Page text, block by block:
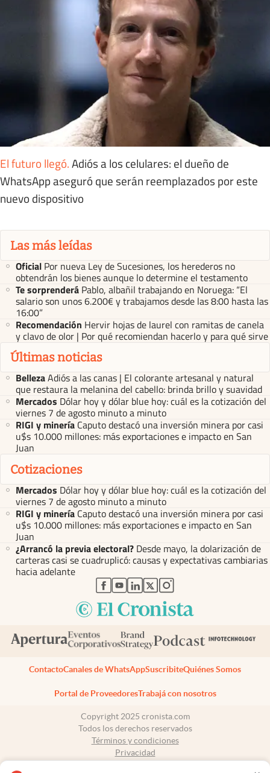
El futuro llegó.Adiós a los celulares: el dueño de
WhatsApp aseguró que serán reemplazados por este
nuevo dispositivo
Las más leídas
Oficial Por nueva Ley de Sucesiones, los herederos no
obtendrán los bienes aunque lo determine el testamento
Te sorprenderá Pablo, albañil trabajando en Noruega: “El
salario son unos 6.200€ y trabajamos desde las 8:00 hasta las
16:00”
Recomendación Hervir hojas de laurel con ramitas de canela
y clavo de olor | Por qué recomiendan hacerlo y para qué sirve
Últimas noticias
BellezaAdiós a las canas | El colorante artesanal y natural
que restaura la melanina del cabello: brinda brillo y suavidad
Mercados Dólar hoy y dólar blue hoy: cuál es la cotización del
viernes 7 de agosto minuto a minuto
RIGI y minería Caputo destacó una inversión minera por casi
u$s 10.000 millones: más exportaciones e impacto en San
Juan
Cotizaciones
Mercados Dólar hoy y dólar blue hoy: cuál es la cotización del
viernes 7 de agosto minuto a minuto
RIGI y minería Caputo destacó una inversión minera por casi
u$s 10.000 millones: más exportaciones e impacto en San
Juan
¿Arrancó la previa electoral? Desde mayo, la dolarización de
carteras casi se cuadruplicó: causas y expectativas cambiarias
hacia adelante
abre en nueva pestaña
abre en nueva pestaña
abre en nueva pestaña
abre en nueva pestaña
abre en nueva pestaña
ContactoCanales de WhatsAppSuscribiteQuiénes Somos
Portal de ProveedoresTrabajá con nosotros
Copyright 2025 cronista.com
Todos los derechos reservados
Términos y condiciones
Privacidad